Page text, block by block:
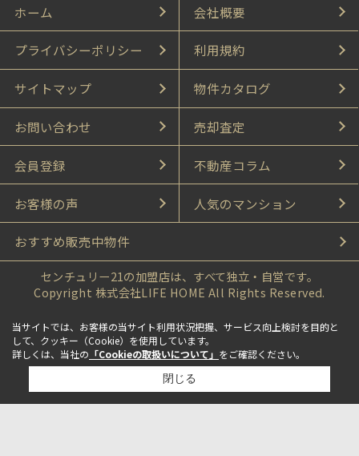
ホーム 会社概要
プライバシーポリシー 利用規約
サイトマップ 物件カタログ
お問い合わせ 売却査定
会員登録 不動産コラム
お客様の声 人気のマンション
おすすめ販売中物件
センチュリー21の加盟店は、すべて独立・自営です。
Copyright 株式会社LIFE HOME All Rights Reserved.
当サイトでは、お客様の当サイト利用状況把握、サービス向上検討を目的と
して、クッキー（Cookie）を使用しています。
詳しくは、当社の 「Cookieの取扱いについて」 をご確認ください。
閉じる